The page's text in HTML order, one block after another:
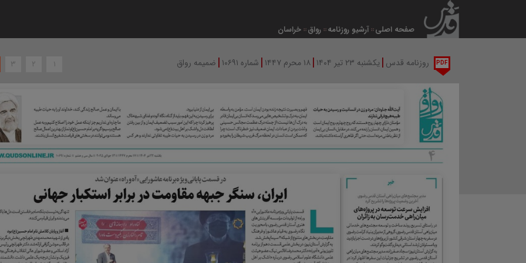
صفحه اصلی آرشیو روزنامه رواق خراسان
PDF روزنامه قدس |یکشنبه ۲۳ تیر ۱۴۰۴ |۱۸ محرم ۱۴۴۷ | شماره ۱۰۶۹۱ | ضمیمه رواق ۱ ۲ ۳